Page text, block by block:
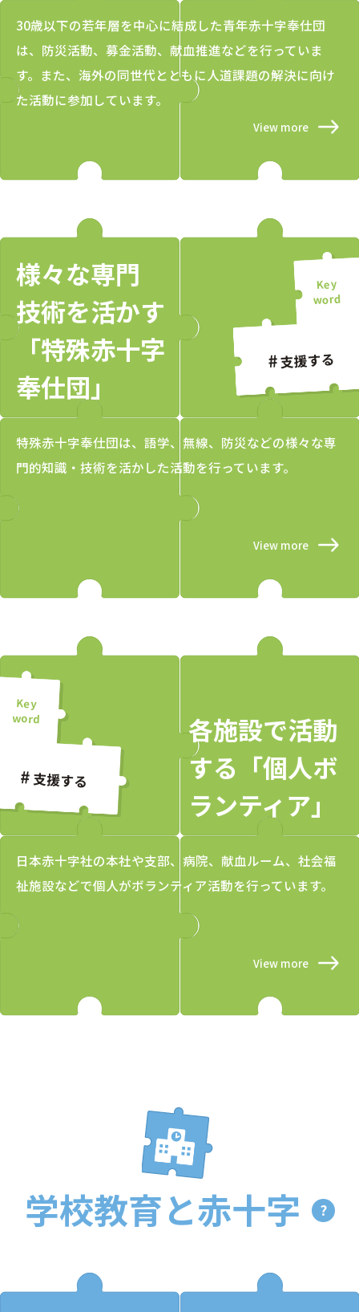
30歳以下の若年層を中心に結成した青年赤十字奉仕団
は、防災活動、募金活動、献血推進などを行っていま
す。また、海外の同世代とともに人道課題の解決に向け
た活動に参加しています。
View more
様々な専門
技術を活かす
「特殊赤十字
奉仕団」
特殊赤十字奉仕団は、語学、無線、防災などの様々な専
門的知識・技術を活かした活動を行っています。
View more
支援する
各施設で活動
する「個人ボ
ランティア」
日本赤十字社の本社や支部、病院、献血ルーム、社会福
祉施設などで個人がボランティア活動を行っています。
View more
支援する
学校教育と赤十字 ?